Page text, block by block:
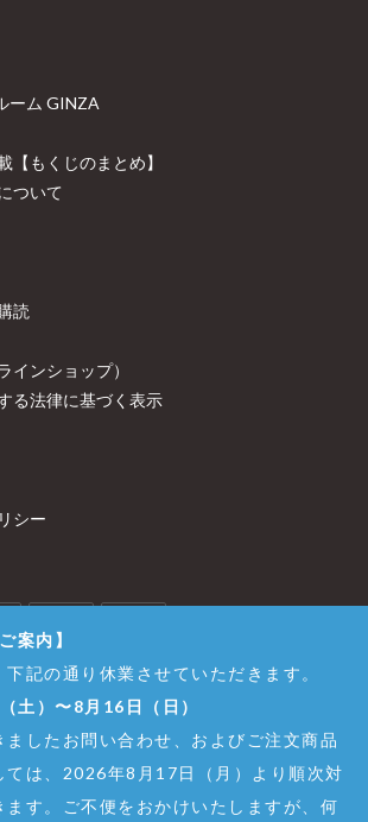
ーム GINZA
【もくじのまとめ】
ついて
読
インショップ）
る法律に基づく表示
シー
案内】
記の通り休業させていただきます。
土）〜8月16日（日）
したお問い合わせ、およびご注文商品
ては、2026年8月17日（月）より順次対
ます。ご不便をおかけいたしますが、何